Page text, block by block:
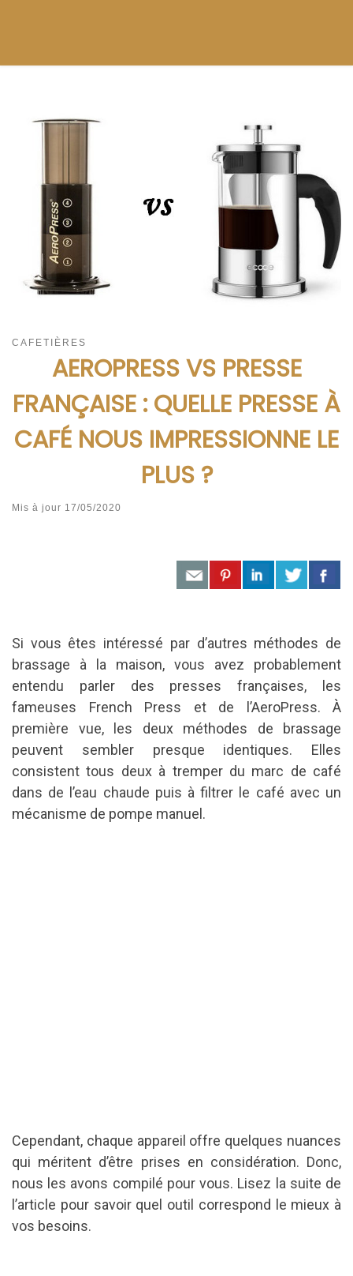
CAFETIÈRES
AEROPRESS VS PRESSE
FRANÇAISE : QUELLE PRESSE À
CAFÉ NOUS IMPRESSIONNE LE
PLUS ?
Mis à jour 17/05/2020
Si vous êtes intéressé par d’autres méthodes de
brassage à la maison, vous avez probablement
entendu parler des presses françaises, les
fameuses French Press et de l’AeroPress.
À
première vue, les deux méthodes de brassage
peuvent sembler presque identiques.
Elles
consistent tous deux à tremper du marc de café
dans de l’eau chaude puis à filtrer le café avec un
mécanisme de pompe manuel.
Cependant, chaque appareil offre quelques nuances
qui méritent d’être prises en considération. Donc,
nous les avons compilé pour vous. Lisez la suite de
l’article pour savoir quel outil correspond le mieux à
vos besoins.